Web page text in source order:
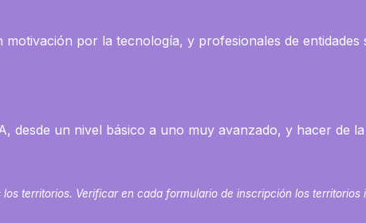
por la tecnología, y profesionales de
desde un nivel básico a uno muy avanzado, y hacer de
territorios. Verificar en cada formulario de inscripción los territorios